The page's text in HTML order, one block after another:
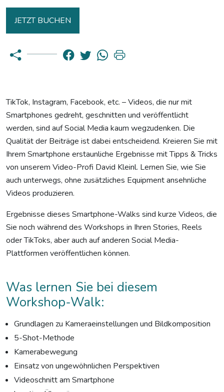
JETZT BUCHEN
TikTok, Instagram, Facebook, etc. – Videos, die nur mit
Smartphones gedreht, geschnitten und veröffentlicht
werden, sind auf Social Media kaum wegzudenken. Die
Qualität der Beiträge ist dabei entscheidend. Kreieren Sie mit
Ihrem Smartphone erstaunliche Ergebnisse mit Tipps & Tricks
von unserem Video-Profi David Kleinl. Lernen Sie, wie Sie
auch unterwegs, ohne zusätzliches Equipment ansehnliche
Videos produzieren.
Ergebnisse dieses Smartphone-Walks sind kurze Videos, die
Sie noch während des Workshops in Ihren Stories, Reels
oder TikToks, aber auch auf anderen Social Media-
Plattformen veröffentlichen können.
Was lernen Sie bei diesem
Workshop-Walk:
Grundlagen zu Kameraeinstellungen und Bildkomposition
5-Shot-Methode
Kamerabewegung
Einsatz von ungewöhnlichen Perspektiven
Videoschnitt am Smartphone